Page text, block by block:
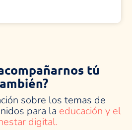
tú
sobre los temas de
para la educación y el
digital.